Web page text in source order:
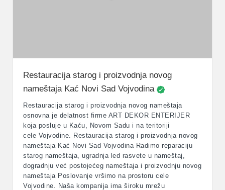
Restauracija starog i proizvodnja novog
nameštaja Kać Novi Sad Vojvodina
Restauracija starog i proizvodnja novog nameštaja
osnovna je delatnost firme ART DEKOR ENTERIJER
koja posluje u Kaću, Novom Sadu i na teritoriji
cele Vojvodine. Restauracija starog i proizvodnja novog
nameštaja Kać Novi Sad Vojvodina Radimo reparaciju
starog nameštaja, ugradnja led rasvete u nameštaj,
dogradnju već postojećeg nameštaja i proizvodnju novog
nameštaja Poslovanje vršimo na prostoru cele
Vojvodine. Naša kompanija ima široku mrežu